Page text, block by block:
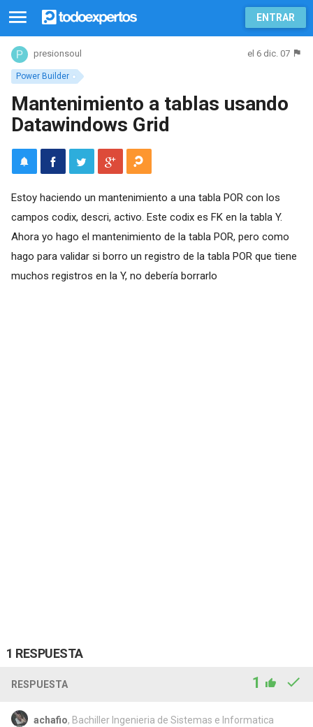
ENTRAR
Power Builder
presionsoul el 6 dic. 07
Mantenimiento a tablas usando
Datawindows Grid
Estoy haciendo un mantenimiento a una tabla POR con los
campos codix, descri, activo. Este codix es FK en la tabla Y.
Ahora yo hago el mantenimiento de la tabla POR, pero como
hago para validar si borro un registro de la tabla POR que tiene
muchos registros en la Y, no debería borrarlo
1 RESPUESTA
RESPUESTA 1
achafio, Bachiller Ingenieria de Sistemas e Informatica